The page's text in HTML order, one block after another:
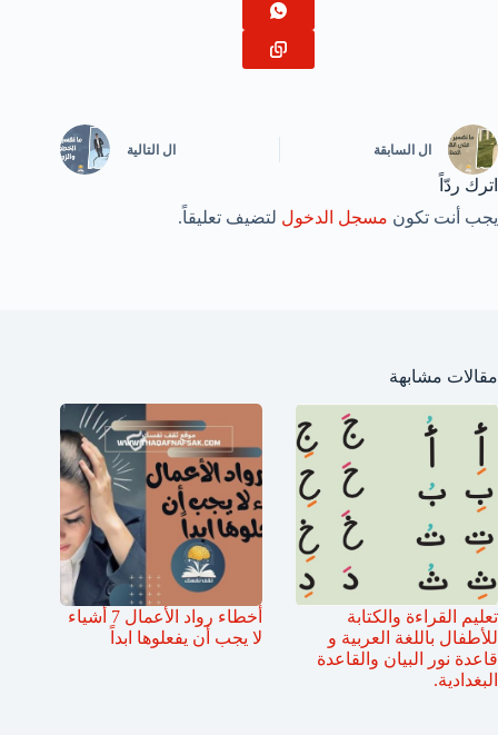
ال السابقة ال التالية
اترك ردّاً
يجب أنت تكون مسجل الدخول لتضيف تعليقاً.
مقالات مشابهة
تعليم القراءة والكتابة
للأطفال باللغة العربية و
قاعدة نور البيان والقاعدة
البغدادية.
أخطاء رواد الأعمال 7 أشياء
لا يجب أن يفعلوها ابداً